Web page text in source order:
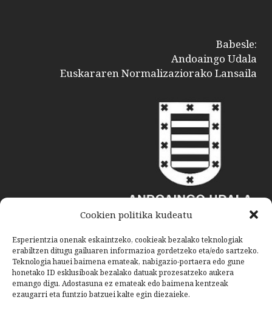
Cookien politika kudeatu
Esperientzia onenak eskaintzeko, cookieak bezalako teknologiak
erabiltzen ditugu gailuaren informazioa gordetzeko eta/edo sartzeko.
Teknologia hauei baimena emateak, nabigazio-portaera edo gune
honetako ID esklusiboak bezalako datuak prozesatzeko aukera
emango digu. Adostasuna ez emateak edo baimena kentzeak
ezaugarri eta funtzio batzuei kalte egin diezaieke.
Babesle:
Andoaingo Udala
Euskararen Normalizaziorako Lansaila